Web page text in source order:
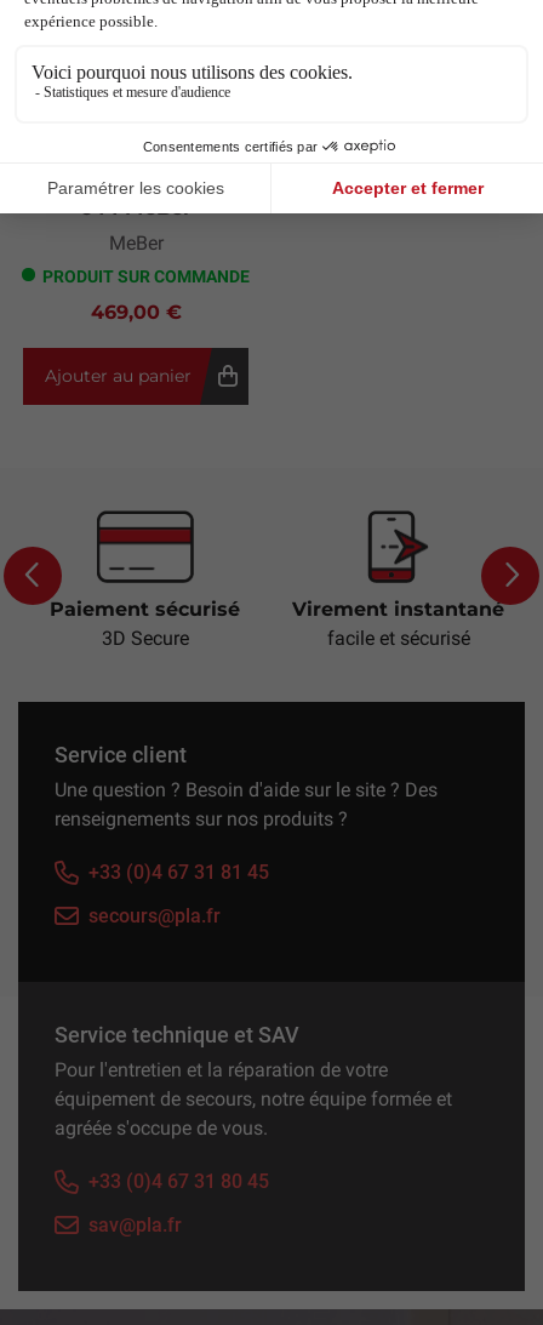
Civière fixe rigide
MeBer
PRODUIT SUR COMMANDE
469,00 €
Ajouter au panier
Previous
Paiement sécurisé
3D Secure
Virement instantané
facile et sécurisé
Service client
Une question ? Besoin d'aide sur le site ? Des
renseignements sur nos produits ?
+33 (0)4 67 31 81 45
secours@pla.fr
Service technique et SAV
Pour l'entretien et la réparation de votre
équipement de secours, notre équipe formée et
agréée s'occupe de vous.
+33 (0)4 67 31 80 45
sav@pla.fr